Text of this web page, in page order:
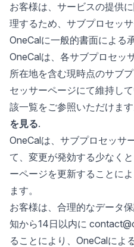
お客様は、サービスの提供
理するため、サブプロセッ
OneCalに一般的書面による
OneCalは、各サブプロセッ
所在地を含む現時点のサブ
セッサーページにて維持し
該一覧をご参照いただけます
を見る.
OneCalは、サブプロセッサ
て、変更が発効する少なく
ーページを更新することに
ます。
お客様は、合理的なデータ
知から14日以内に
ることにより、OneCalによ